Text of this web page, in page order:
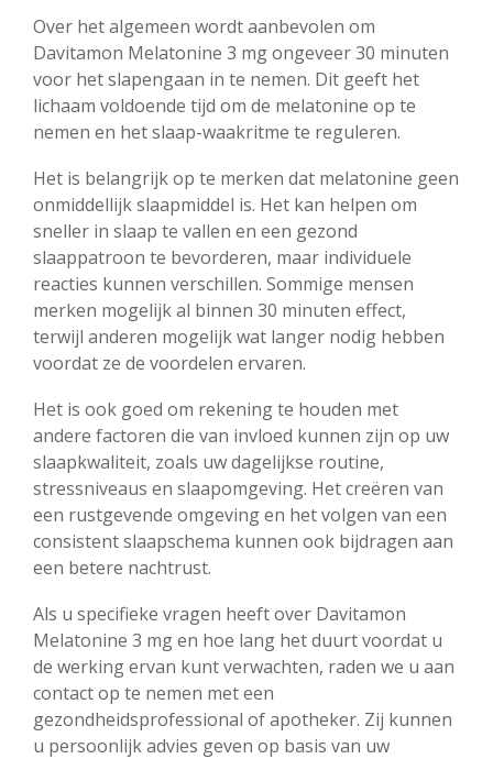
Over het algemeen wordt aanbevolen om
Davitamon Melatonine 3 mg ongeveer 30 minuten
voor het slapengaan in te nemen. Dit geeft het
lichaam voldoende tijd om de melatonine op te
nemen en het slaap-waakritme te reguleren.
Het is belangrijk op te merken dat melatonine geen
onmiddellijk slaapmiddel is. Het kan helpen om
sneller in slaap te vallen en een gezond
slaappatroon te bevorderen, maar individuele
reacties kunnen verschillen. Sommige mensen
merken mogelijk al binnen 30 minuten effect,
terwijl anderen mogelijk wat langer nodig hebben
voordat ze de voordelen ervaren.
Het is ook goed om rekening te houden met
andere factoren die van invloed kunnen zijn op uw
slaapkwaliteit, zoals uw dagelijkse routine,
stressniveaus en slaapomgeving. Het creëren van
een rustgevende omgeving en het volgen van een
consistent slaapschema kunnen ook bijdragen aan
een betere nachtrust.
Als u specifieke vragen heeft over Davitamon
Melatonine 3 mg en hoe lang het duurt voordat u
de werking ervan kunt verwachten, raden we u aan
contact op te nemen met een
gezondheidsprofessional of apotheker. Zij kunnen
u persoonlijk advies geven op basis van uw